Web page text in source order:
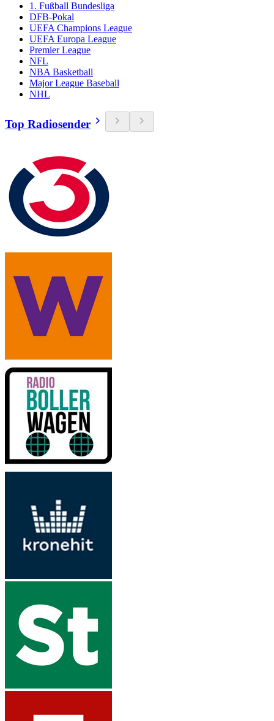
1. Fußball Bundesliga
DFB-Pokal
UEFA Champions League
UEFA Europa League
Premier League
NFL
NBA Basketball
Major League Baseball
NHL
Top Radiosender